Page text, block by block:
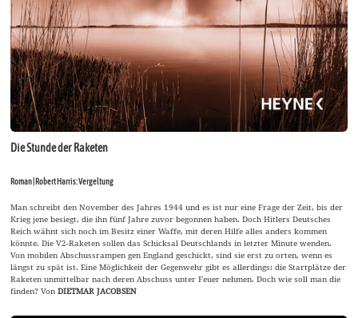
Die Stunde der Raketen
Roman | Robert Harris: Vergeltung
Man schreibt den November des Jahres 1944 und es ist nur eine Frage der Zeit, bis der
Krieg jene besiegt, die ihn fünf Jahre zuvor begonnen haben. Doch Hitlers Deutsches
Reich wähnt sich noch im Besitz einer Waffe, mit deren Hilfe alles anders kommen
könnte. Die V2-Raketen sollen das Schicksal Deutschlands in letzter Minute wenden.
Von mobilen Abschussrampen gen England geschickt, sind sie erst zu orten, wenn es
längst zu spät ist. Eine Möglichkeit der Gegenwehr gibt es allerdings: die Startplätze der
Raketen unmittelbar nach deren Abschuss unter Feuer nehmen. Doch wie soll man die
finden? VonDIETMAR JACOBSEN